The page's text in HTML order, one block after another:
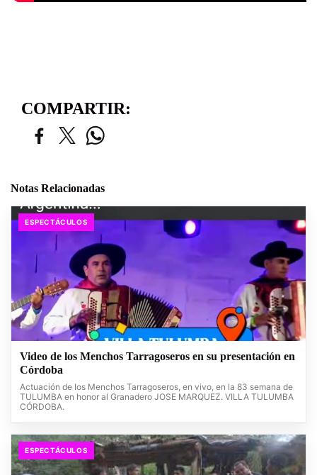
COMPARTIR:
Notas Relacionadas
ESPECTÁCULOS
Video de los Menchos Tarragoseros en su presentación en
Córdoba
Actuación de los Menchos Tarragoseros, en vivo, en la 83 semana de
TULUMBA en honor al Granadero JOSE MARQUEZ. VILLA TULUMBA
CÓRDOBA.
ESPECTÁCULOS